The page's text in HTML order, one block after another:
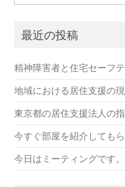
索:
最近の投稿
精神障害者と住宅セーフ
地域における居住支援の
東京都の居住支援法人の
今すぐ部屋を紹介しても
今日はミーティングです。